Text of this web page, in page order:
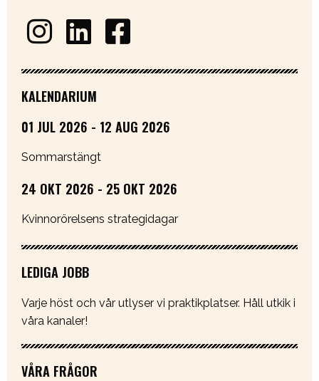
KALENDARIUM
01 JUL 2026 - 12 AUG 2026
Sommarstängt
24 OKT 2026 - 25 OKT 2026
Kvinnorörelsens strategidagar
LEDIGA JOBB
Varje höst och vår utlyser vi praktikplatser. Håll utkik i
våra kanaler!
VÅRA FRÅGOR